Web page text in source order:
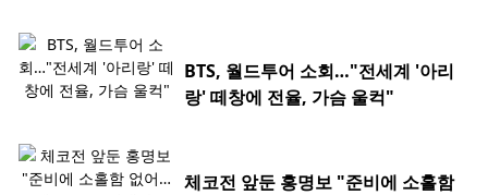
BTS, 월드투어 소회…"전세계 '아리
랑' 떼창에 전율, 가슴 울컥"
체코전 앞둔 홍명보 "준비에 소홀함